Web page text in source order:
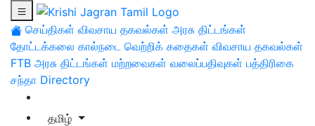
செய்திகள் விவசாய தகவல்கள் அரசு திட்டங்கள்
தோட்டக்கலை கால்நடை வெற்றிக் கதைகள் விவசாய தகவல்கள்
FTB அரசு திட்டங்கள் மற்றவைகள் வலைப்பதிவுகள் பத்திரிகை
சந்தா Directory
தமிழ்